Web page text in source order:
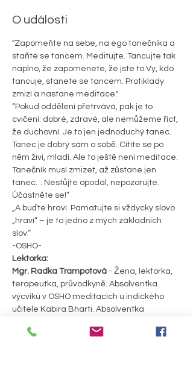
O události
"Zapomeňte na sebe, na ego tanečníka a
staňte se tancem. Meditujte. Tancujte tak
naplno, že zapomenete, že jste to Vy, kdo
tancuje, stanete se tancem. Protiklady
zmizí a nastane meditace."
“Pokud oddělení přetrvává, pak je to
cvičení: dobré, zdravé, ale nemůžeme říct,
že duchovní. Je to jen jednoduchý tanec.
Tanec je dobrý sám o sobě. Cítíte se po
něm živí, mladí. Ale to ještě není meditace.
Tanečník musí zmizet, až zůstane jen
tanec… Nestůjte opodál, nepozorujte.
Účastněte se!”
„A buďte hraví. Pamatujte si vždycky slovo
„hraví“ – je to jedno z mých základních
slov.“
-OSHO-
Lektorka:
Mgr. Radka Trampotová - Žena, lektorka,
terapeutka, průvodkyně. Absolventka
výcviku v OSHO meditacích u indického
učitele Kabira Bharti. Absolventka
Mohendžodáro III. stupně. Absolventka